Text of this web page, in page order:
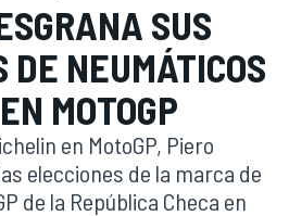
SUS
DE NEUMÁTICOS
MOTOGP
en MotoGP, Piero
elecciones de la marca de
de la República Checa en